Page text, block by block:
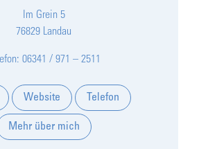
Im Grein 5
76829 Landau
06341 / 971 – 2511
Website Telefon
Mehr über mich